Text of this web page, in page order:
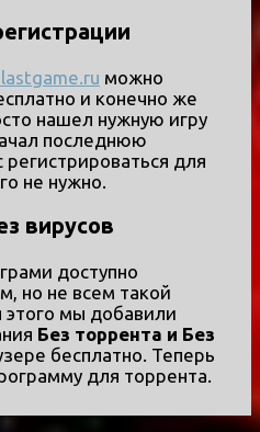
можно
и конечно же
нашел нужную игру
последнюю
для
не нужно.
вирусов
доступно
но не всем такой
этого мы добавили
Без торрента и Без
бесплатно. Теперь
для торрента.